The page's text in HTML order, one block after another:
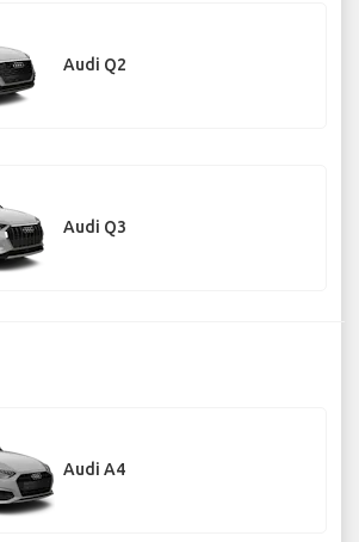
Audi Q2
Audi Q3
Audi A4